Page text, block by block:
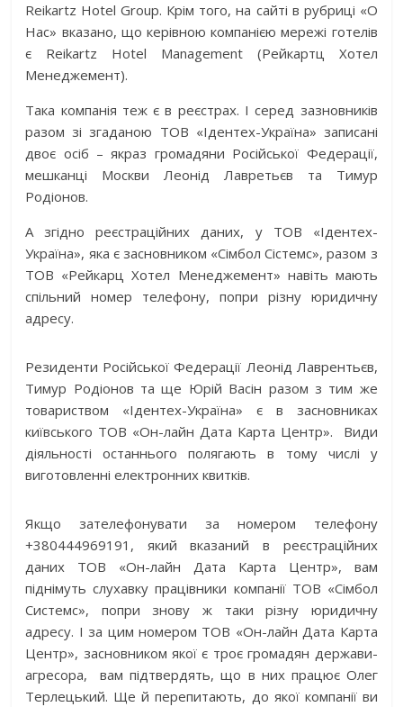
Reikartz Hotel Group. Крім того, на сайті в рубриці «О
Нас» вказано, що керівною компанією мережі готелів
є Reikartz Hotel Management (Рейкартц Хотел
Менеджемент).
Така компанія теж є в реєстрах. І серед зазновників
разом зі згаданою ТОВ «Ідентех-Україна» записані
двоє осіб – якраз громадяни Російської Федерації,
мешканці Москви Леонід Лавретьєв та Тимур
Родіонов.
А згідно реєстраційних даних, у ТОВ «Ідентех-
Україна», яка є засновником «Сімбол Сістемс», разом з
ТОВ «Рейкарц Хотел Менеджемент» навіть мають
спільний номер телефону, попри різну юридичну
адресу.
Резиденти Російської Федерації Леонід Лаврентьєв,
Тимур Родіонов та ще Юрій Васін разом з тим же
товариством «Ідентех-Україна» є в засновниках
київського ТОВ «Он-лайн Дата Карта Центр». Види
діяльності останнього полягають в тому числі у
виготовленні електронних квитків.
Якщо зателефонувати за номером телефону
+380444969191, який вказаний в реєстраційних
даних ТОВ «Он-лайн Дата Карта Центр», вам
піднімуть слухавку працівники компанії ТОВ «Сімбол
Системс», попри знову ж таки різну юридичну
адресу. І за цим номером ТОВ «Он-лайн Дата Карта
Центр», засновником якої є троє громадян держави-
агресора, вам підтвердять, що в них працює Олег
Терлецький. Ще й перепитають, до якої компанії ви